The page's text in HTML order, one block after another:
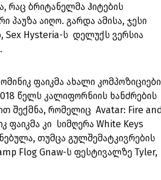
რაც ბრიტანელმა ჰიტების
პაუზა აიღო. გარდა ამისა, ჯესი
Sex Hysteria-ს დელუქს ვერსია
ფაიკმა ახალი კომპოზიციები
წელს კალიფორნიის ხანძრების
შექმნა, რომელიც Avatar: Fire and
კი სიმღერა White Keys
თუმცა გულშემატკივრების
Flog Gnaw-ს ფესტივალზე Tyler,